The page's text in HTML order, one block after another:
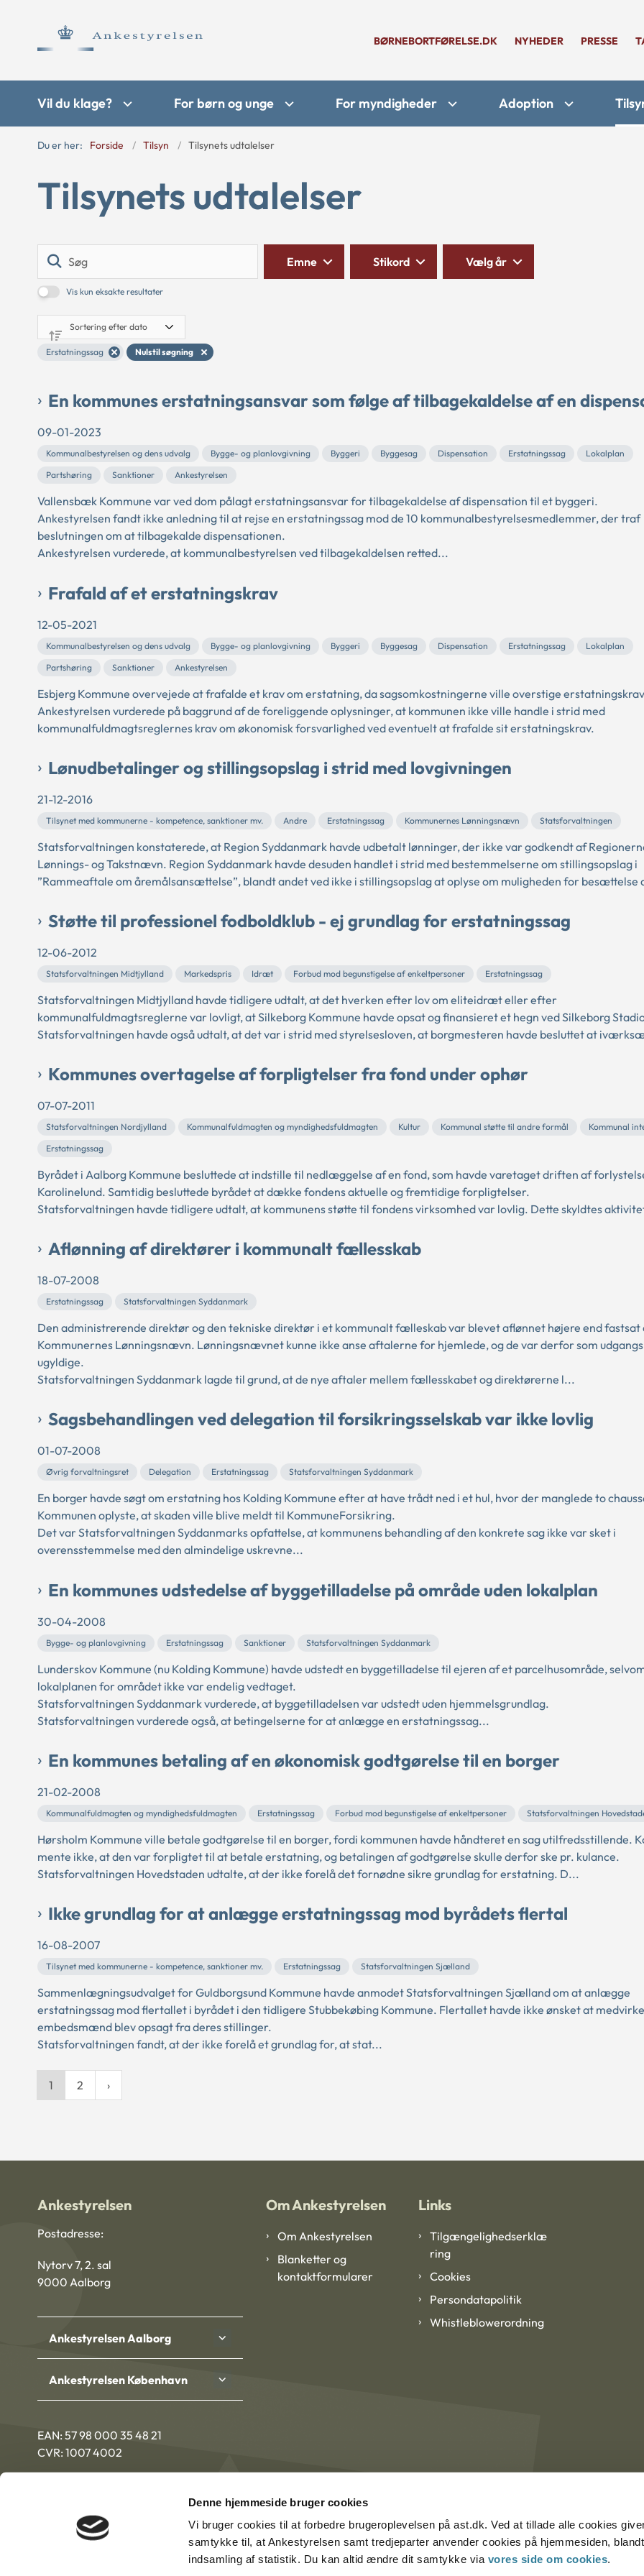
Denne hjemmeside bruger cookies
Vi bruger cookies til at forbedre brugeroplevelsen på ast.dk. Ved at tillade alle cookies
samtykke til, at Ankestyrelsen samt tredjeparter anvender cookies på hjemmesiden,
indsamling af statistik. Du kan altid ændre dit samtykke via vores side om cookies.
BØRNEBORTFØRELSE.DK NYHEDER PRESSE
Vil du klage? For børn og unge For myndigheder Adoption
Du er her: Forside Tilsyn Tilsynets udtalelser
Tilsynets udtalelser
Vis kun eksakte resultater
Emne Stikord Vælg år
Erstatningssag Nulstil søgning
En kommunes erstatningsansvar som følge af tilbagekaldelse af en
09-01-2023
Kommunalbestyrelsen og dens udvalg Bygge- og planlovgivning Byggeri Byggesag Dispensation Erstatningssag
Lokalplan
Partshøring
Sanktioner Ankestyrelsen
Vallensbæk Kommune var ved dom pålagt erstatningsansvar for tilbagekaldelse af dispensation til et byggeri.
Ankestyrelsen fandt ikke anledning til at rejse en erstatningssag mod de 10 kommunalbestyrelsesmedlemmer, der traf
beslutningen om at tilbagekalde dispensationen.
Ankestyrelsen vurderede, at kommunalbestyrelsen ved tilbagekaldelsen retted...
Frafald af et erstatningskrav
12-05-2021
Kommunalbestyrelsen og dens udvalg Bygge- og planlovgivning Byggeri Byggesag Dispensation Erstatningssag
Lokalplan
Partshøring
Sanktioner Ankestyrelsen
Esbjerg Kommune overvejede at frafalde et krav om erstatning, da sagsomkostningerne ville overstige
Ankestyrelsen vurderede på baggrund af de foreliggende oplysninger, at kommunen ikke ville handle i strid med
kommunalfuldmagtsreglernes krav om økonomisk forsvarlighed ved eventuelt at frafalde sit erstatningskrav.
Lønudbetalinger og stillingsopslag i strid med lovgivningen
21-12-2016
Tilsynet med kommunerne - kompetence, sanktioner mv. Andre Erstatningssag Kommunernes Lønningsnævn Statsforvaltningen
Statsforvaltningen konstaterede, at Region Syddanmark havde udbetalt lønninger, der ikke var godkendt af
Lønnings- og Takstnævn. Region Syddanmark havde desuden handlet i strid med bestemmelserne om stillingsopslag i
”Rammeaftale om åremålsansættelse”, blandt andet ved ikke i stillingsopslag at oplyse om muligheden for besættelse
Støtte til professionel fodboldklub - ej grundlag for erstatningssag
12-06-2012
Statsforvaltningen Midtjylland Markedspris Idræt Forbud mod begunstigelse af enkeltpersoner Erstatningssag
Statsforvaltningen Midtjylland havde tidligere udtalt, at det hverken efter lov om eliteidræt eller efter
kommunalfuldmagtsreglerne var lovligt, at Silkeborg Kommune havde opsat og finansieret et hegn ved Silkeborg
Statsforvaltningen havde også udtalt, at det var i strid med styrelsesloven, at borgmesteren havde besluttet at
Kommunes overtagelse af forpligtelser fra fond under ophør
07-07-2011
Statsforvaltningen Nordjylland Kommunalfuldmagten og myndighedsfuldmagten Kultur Kommunal støtte til andre formål
Kommunal
Erstatningssag
Byrådet i Aalborg Kommune besluttede at indstille til nedlæggelse af en fond, som havde varetaget driften af
Karolinelund. Samtidig besluttede byrådet at dække fondens aktuelle og fremtidige forpligtelser.
Statsforvaltningen havde tidligere udtalt, at kommunens støtte til fondens virksomhed var lovlig. Dette skyldtes
Aflønning af direktører i kommunalt fællesskab
18-07-2008
Erstatningssag Statsforvaltningen Syddanmark
Den administrerende direktør og den tekniske direktør i et kommunalt fælleskab var blevet aflønnet højere end fastsat
Kommunernes Lønningsnævn. Lønningsnævnet kunne ikke anse aftalerne for hjemlede, og de var derfor som
ugyldige.
Statsforvaltningen Syddanmark lagde til grund, at de nye aftaler mellem fællesskabet og direktørerne l...
Sagsbehandlingen ved delegation til forsikringsselskab var ikke lovlig
01-07-2008
Øvrig forvaltningsret Delegation Erstatningssag Statsforvaltningen Syddanmark
En borger havde søgt om erstatning hos Kolding Kommune efter at have trådt ned i et hul, hvor der manglede to
Kommunen oplyste, at skaden ville blive meldt til KommuneForsikring.
Det var Statsforvaltningen Syddanmarks opfattelse, at kommunens behandling af den konkrete sag ikke var sket i
overensstemmelse med den almindelige uskrevne...
En kommunes udstedelse af byggetilladelse på område uden lokalplan
30-04-2008
Bygge- og planlovgivning Erstatningssag Sanktioner Statsforvaltningen Syddanmark
Lunderskov Kommune (nu Kolding Kommune) havde udstedt en byggetilladelse til ejeren af et parcelhusområde,
lokalplanen for området ikke var endelig vedtaget.
Statsforvaltningen Syddanmark vurderede, at byggetilladelsen var udstedt uden hjemmelsgrundlag.
Statsforvaltningen vurderede også, at betingelserne for at anlægge en erstatningssag...
En kommunes betaling af en økonomisk godtgørelse til en borger
21-02-2008
Kommunalfuldmagten og myndighedsfuldmagten Erstatningssag Forbud mod begunstigelse af enkeltpersoner Statsforvaltningen
Hørsholm Kommune ville betale godtgørelse til en borger, fordi kommunen havde håndteret en sag utilfredsstillende.
mente ikke, at den var forpligtet til at betale erstatning, og betalingen af godtgørelse skulle derfor ske pr. kulance.
Statsforvaltningen Hovedstaden udtalte, at der ikke forelå det fornødne sikre grundlag for erstatning. D...
Ikke grundlag for at anlægge erstatningssag mod byrådets flertal
16-08-2007
Tilsynet med kommunerne - kompetence, sanktioner mv. Erstatningssag Statsforvaltningen Sjælland
Sammenlægningsudvalget for Guldborgsund Kommune havde anmodet Statsforvaltningen Sjælland om at anlægge
erstatningssag mod flertallet i byrådet i den tidligere Stubbekøbing Kommune. Flertallet havde ikke ønsket at
embedsmænd blev opsagt fra deres stillinger.
Statsforvaltningen fandt, at der ikke forelå et grundlag for, at stat...
1 2
Ankestyrelsen
Postadresse:
Nytorv 7, 2. sal
9000 Aalborg
Ankestyrelsen Aalborg
Ankestyrelsen København
EAN: 57 98 000 35 48 21
CVR: 1007 4002
Om Ankestyrelsen
Om Ankestyrelsen
Blanketter og
kontaktformularer
Links
Tilgængelighedserklæ
ring
Cookies
Persondatapolitik
Whistleblowerordning